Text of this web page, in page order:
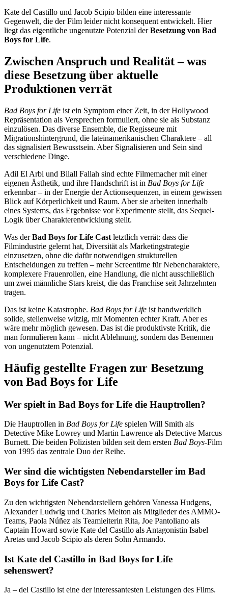
Kate del Castillo und Jacob Scipio bilden eine interessante
Gegenwelt, die der Film leider nicht konsequent entwickelt. Hier
liegt das eigentliche ungenutzte Potenzial derBesetzung von Bad
Boys for Life.
Zwischen Anspruch und Realität – was
diese Besetzung über aktuelle
Produktionen verrät
Bad Boys for Life ist ein Symptom einer Zeit, in der Hollywood
Repräsentation als Versprechen formuliert, ohne sie als Substanz
einzulösen. Das diverse Ensemble, die Regisseure mit
Migrationshintergrund, die lateinamerikanischen Charaktere – all
das signalisiert Bewusstsein. Aber Signalisieren und Sein sind
verschiedene Dinge.
Adil El Arbi und Bilall Fallah sind echte Filmemacher mit einer
eigenen Ästhetik, und ihre Handschrift ist in Bad Boys for Life
erkennbar – in der Energie der Actionsequenzen, in einem gewissen
Blick auf Körperlichkeit und Raum. Aber sie arbeiten innerhalb
eines Systems, das Ergebnisse vor Experimente stellt, das Sequel-
Logik über Charakterentwicklung stellt.
Was derBad Boys for Life Cast letztlich verrät: dass die
Filmindustrie gelernt hat, Diversität als Marketingstrategie
einzusetzen, ohne die dafür notwendigen strukturellen
Entscheidungen zu treffen – mehr Screentime für Nebencharaktere,
komplexere Frauenrollen, eine Handlung, die nicht ausschließlich
um zwei männliche Stars kreist, die das Franchise seit Jahrzehnten
tragen.
Das ist keine Katastrophe. Bad Boys for Life ist handwerklich
solide, stellenweise witzig, mit Momenten echter Kraft. Aber es
wäre mehr möglich gewesen. Das ist die produktivste Kritik, die
man formulieren kann – nicht Ablehnung, sondern das Benennen
von ungenutztem Potenzial.
Häufig gestellte Fragen zur Besetzung
von Bad Boys for Life
Wer spielt in Bad Boys for Life die Hauptrollen?
Die Hauptrollen in Bad Boys for Life spielen Will Smith als
Detective Mike Lowrey und Martin Lawrence als Detective Marcus
Burnett. Die beiden Polizisten bilden seit dem ersten Bad Boys-Film
von 1995 das zentrale Duo der Reihe.
Wer sind die wichtigsten Nebendarsteller im Bad
Boys for Life Cast?
Zu den wichtigsten Nebendarstellern gehören Vanessa Hudgens,
Alexander Ludwig und Charles Melton als Mitglieder des AMMO-
Teams, Paola Núñez als Teamleiterin Rita, Joe Pantoliano als
Captain Howard sowie Kate del Castillo als Antagonistin Isabel
Aretas und Jacob Scipio als deren Sohn Armando.
Ist Kate del Castillo in Bad Boys for Life
sehenswert?
Ja – del Castillo ist eine der interessantesten Leistungen des Films.